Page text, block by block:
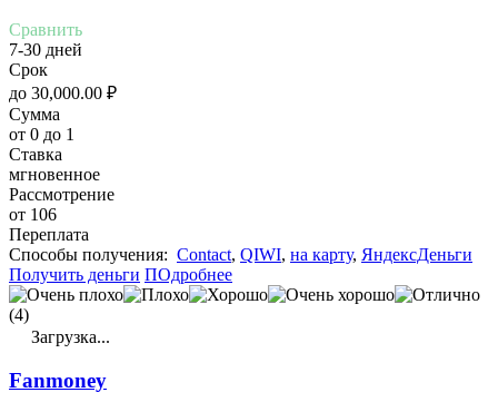
Сравнить
7-30 дней
Срок
до 30,000.00 ₽
Сумма
от 0 до 1
Ставка
мгновенное
Рассмотрение
от 106
Переплата
Cпособы получения: Contact, QIWI, на карту, ЯндексДеньги
Получить деньги ПОдробнее
(4)
Загрузка...
Fanmoney